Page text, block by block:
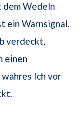
dem Wedeln
ein Warnsignal.
verdeckt,
einen
Ich vor